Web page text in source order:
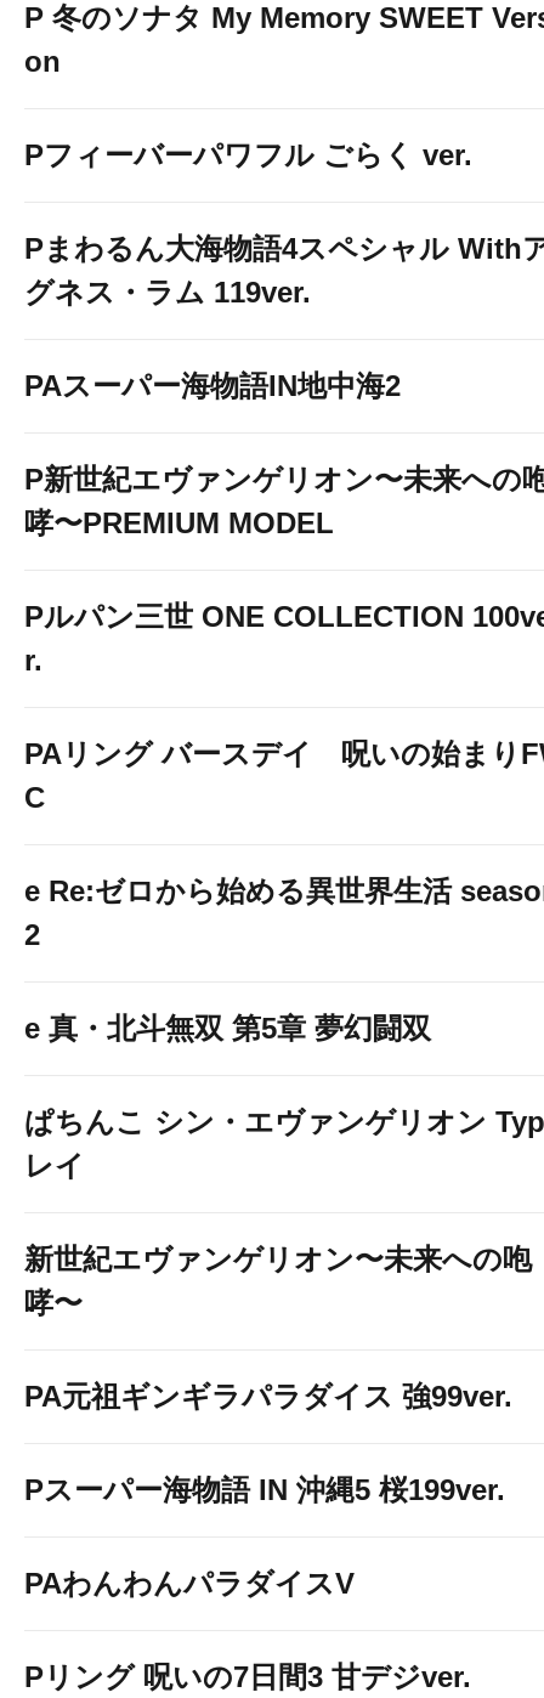
P 冬のソナタ My Memory SWEET
on
Pフィーバーパワフル ごらく ver.
Pまわるん大海物語4スペシャル With
グネス・ラム 119ver.
PAスーパー海物語IN地中海2
P新世紀エヴァンゲリオン〜未来への
哮〜PREMIUM MODEL
Pルパン三世 ONE COLLECTION
r.
PAリング バースデイ 呪いの始まり
C
e Re:ゼロから始める異世界生活
2
e 真・北斗無双 第5章 夢幻闘双
ぱちんこ シン・エヴァンゲリオン
レイ
新世紀エヴァンゲリオン〜未来への咆
哮〜
PA元祖ギンギラパラダイス 強99ver.
Pスーパー海物語 IN 沖縄5 桜199ver.
PAわんわんパラダイスV
Pリング 呪いの7日間3 甘デジver.